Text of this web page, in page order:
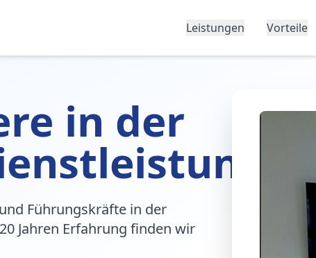
Leistungen Vorteile
in der
Führungskräfte in der
Jahren Erfahrung finden wir